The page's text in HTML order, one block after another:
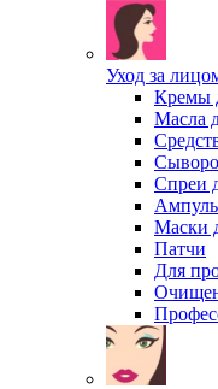
Уход за
Кремы
Масла
Спреи
Маски
Патчи
Для